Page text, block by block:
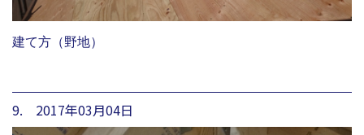
建て方（野地）
9. 2017年03月04日